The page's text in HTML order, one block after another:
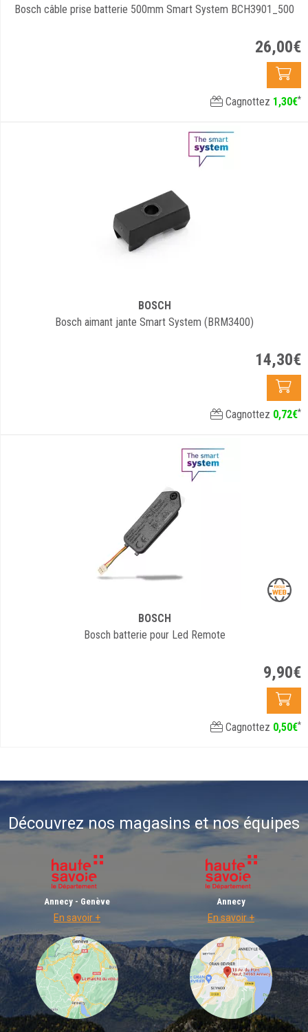
Bosch câble prise batterie 500mm Smart System BCH3901_500
26,00€
Cagnottez 1,30€*
BOSCH
Bosch aimant jante Smart System (BRM3400)
14,30€
Cagnottez 0,72€*
BOSCH
Bosch batterie pour Led Remote
9,90€
Cagnottez 0,50€*
Découvrez nos magasins et nos équipes
Annecy - Genève
En savoir +
Annecy
En savoir +